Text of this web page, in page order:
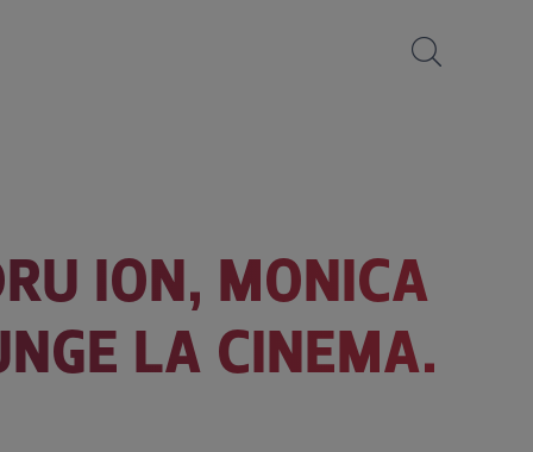
ION, MONICA
LA CINEMA.